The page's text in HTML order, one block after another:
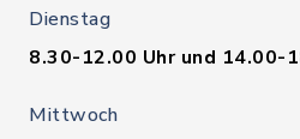
Dienstag
8.30-12.00 Uhr und 14.00-
Mittwoch